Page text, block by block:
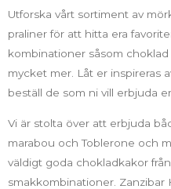
Utforska vårt sortiment av
praliner för att hitta era
kombinationer såsom
mycket mer. Låt er inspireras
Vi är stolta över att erbjuda
marabou och Toblerone och
väldigt goda chokladkakor
smakkombinationer. Zanzibar